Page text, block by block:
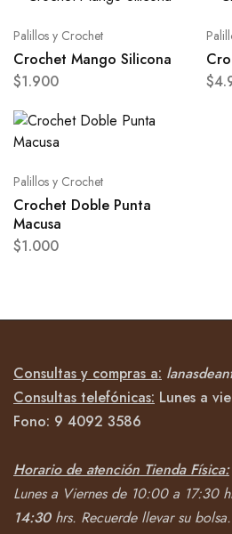
Palillos y Crochet
Crochet Mango Silicona
$1.900
$
Palillos y Crochet
Crochet Doble Punta
Macusa
$1.000
Consultas y compras a:
Consultas telefónicas: Lunes a
Fono: 9 4092 3586
Horario de atención Tienda Física:
Lunes a Viernes de 10:00 a 17:30
14:30hrs. Recuerde llevar su bolsa.